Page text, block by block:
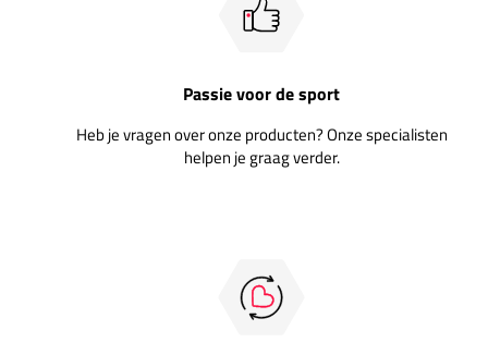
Passie voor de sport
Heb je vragen over onze producten? Onze specialisten
helpen je graag verder.